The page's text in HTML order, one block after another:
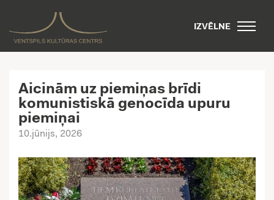
IZVĒLNE
Aicinām uz piemiņas brīdi
komunistiskā genocīda upuru
piemiņai
10.jūnijs, 2026